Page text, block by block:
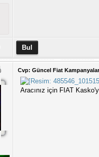
Cvp: Güncel Fiat
Aracınız için FIAT